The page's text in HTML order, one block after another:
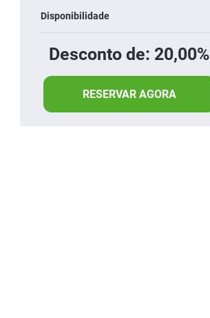
Disponibilidade
Desconto de: 20,00%
RESERVAR AGORA